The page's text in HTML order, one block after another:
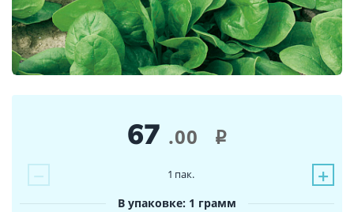
67 .00 i
− +
1 пак.
В упаковке: 1 грамм